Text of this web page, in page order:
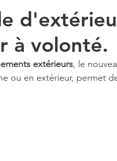
à volonté.
extérieurs, le
ou en extérieur, permet